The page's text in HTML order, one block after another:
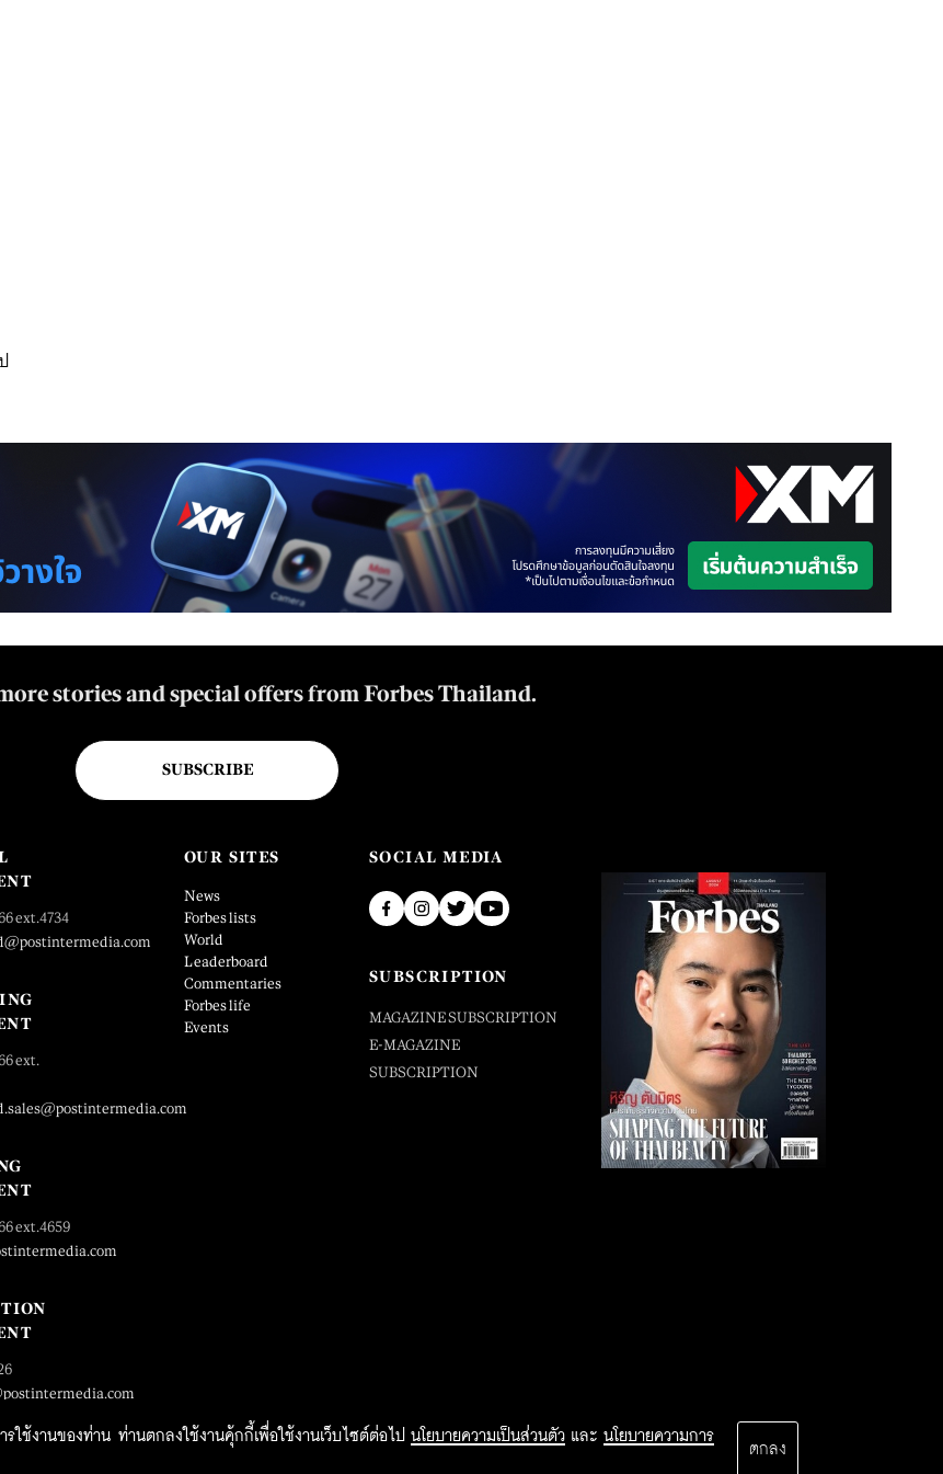
ใช้งานของท่าน ท่านตกลงใช้งานคุ้กกี้เพื่อใช้งานเว็บไซต์ต่อไป นโยบายความเป็นส่วนตัว และ นโยบายความการ
ตกลง
stories and special offers from Forbes Thailand.
SUBSCRIBE
ext.4734
ext.
ext.4659
OUR SITES
News
Forbes lists
World
Leaderboard
Commentaries
Forbes life
Events
SOCIAL MEDIA
SUBSCRIPTION
MAGAZINE SUBSCRIPTION
E-MAGAZINE
SUBSCRIPTION